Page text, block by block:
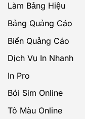
Làm Bảng Hiệu
Bảng Quảng Cáo
Biển Quảng Cáo
Dịch Vụ In Nhanh
In Pro
Bói Sim Online
Tô Màu Online